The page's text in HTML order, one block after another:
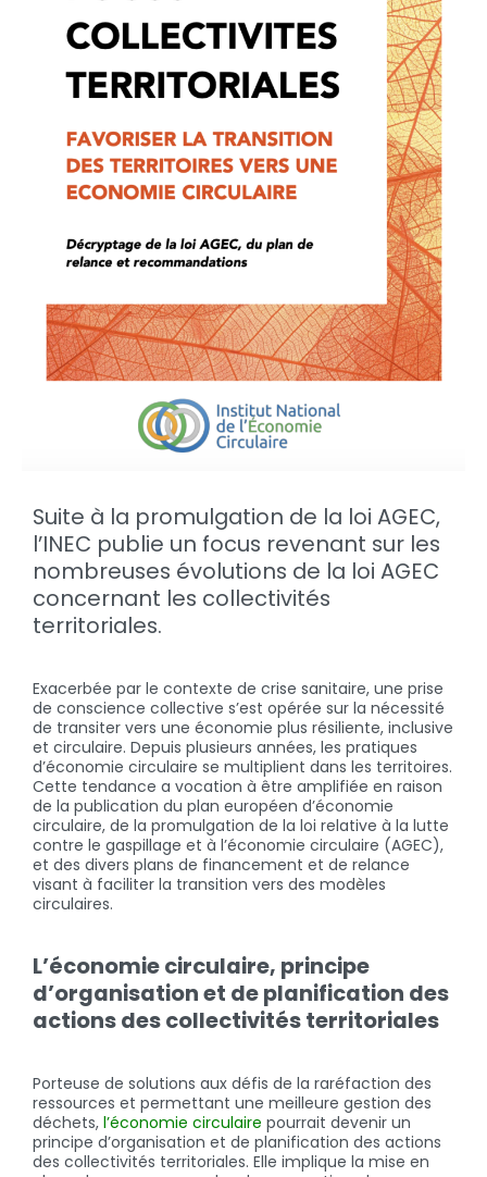
Suite à la promulgation de la loi AGEC,
l’INEC publie un focus revenant sur les
nombreuses évolutions de la loi AGEC
concernant les collectivités
territoriales.
Exacerbée par le contexte de crise sanitaire, une prise
de conscience collective s’est opérée sur la nécessité
de transiter vers une économie plus résiliente, inclusive
et circulaire. Depuis plusieurs années, les pratiques
d’économie circulaire se multiplient dans les territoires.
Cette tendance a vocation à être amplifiée en raison
de la publication du plan européen d’économie
circulaire, de la promulgation de la loi relative à la lutte
contre le gaspillage et à l’économie circulaire (AGEC),
et des divers plans de financement et de relance
visant à faciliter la transition vers des modèles
circulaires.
L’économie circulaire, principe
d’organisation et de planification des
actions des collectivités territoriales
Porteuse de solutions aux défis de la raréfaction des
ressources et permettant une meilleure gestion des
déchets, l’économie circulaire pourrait devenir un
principe d’organisation et de planification des actions
des collectivités territoriales. Elle implique la mise en